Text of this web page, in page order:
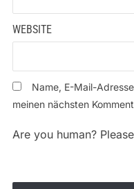
WEBSITE
Name, E-Mail-
meinen nächsten
Are you human?